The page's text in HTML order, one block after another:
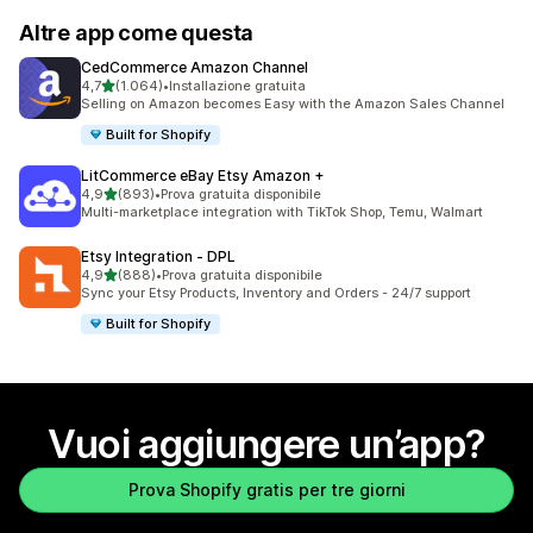
Altre app come questa
CedCommerce Amazon Channel
4,7stelle su 5
(1.064)
1064 recensioni totali
•Installazione gratuita
Selling on Amazon becomes Easy with the Amazon Sales Channel
Built for Shopify
LitCommerce eBay Etsy Amazon +
4,9stelle su 5
(893)
893 recensioni totali
•Prova gratuita disponibile
Multi-marketplace integration with TikTok Shop, Temu, Walmart
Etsy Integration ‑ DPL
4,9stelle su 5
(888)
888 recensioni totali
•Prova gratuita disponibile
Sync your Etsy Products, Inventory and Orders - 24/7 support
Built for Shopify
Vuoi aggiungere un’app?
Prova Shopify gratis per tre giorni